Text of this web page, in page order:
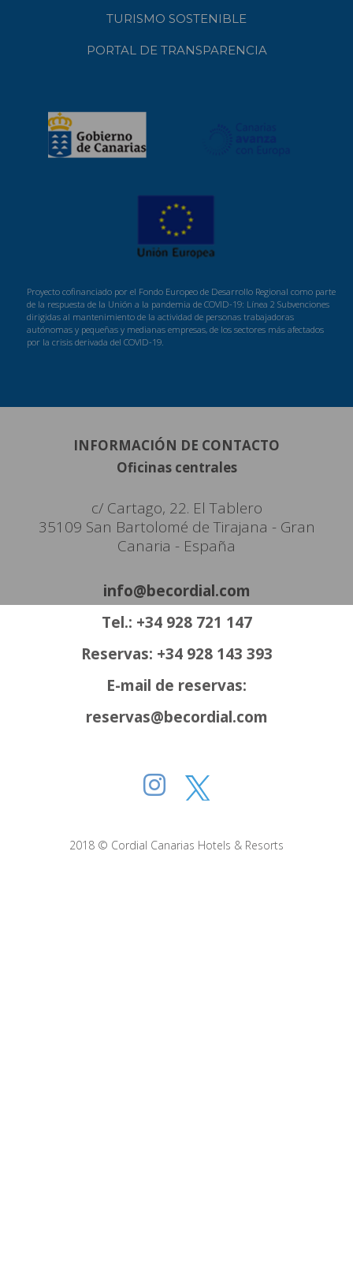
TURISMO SOSTENIBLE
PORTAL DE TRANSPARENCIA
Proyecto cofinanciado por el Fondo Europeo de Desarrollo Regional como parte
de la respuesta de la Unión a la pandemia de COVID-19: Línea 2 Subvenciones
dirigidas al mantenimiento de la actividad de personas trabajadoras
autónomas y pequeñas y medianas empresas, de los sectores más afectados
por la crisis derivada del COVID-19.
INFORMACIÓN DE CONTACTO
Oficinas centrales
c/ Cartago, 22. El Tablero
35109 San Bartolomé de Tirajana - Gran
Canaria - España
info@becordial.com
Tel.: +34 928 721 147
Reservas: +34 928 143 393
E-mail de reservas:
reservas@becordial.com
2018 © Cordial Canarias Hotels & Resorts